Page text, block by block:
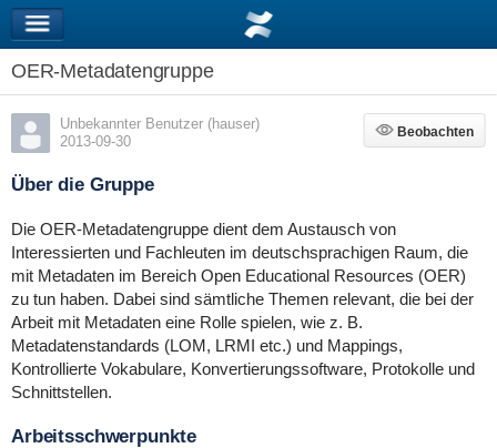
OER-Metadatengruppe
Unbekannter Benutzer (hauser)
2013-09-30
Beobachten
Beobachten
Über die Gruppe
Die OER-Metadatengruppe dient dem Austausch von
Interessierten und Fachleuten im deutschsprachigen Raum, die
mit Metadaten im Bereich Open Educational Resources (OER)
zu tun haben. Dabei sind sämtliche Themen relevant, die bei der
Arbeit mit Metadaten eine Rolle spielen, wie z. B.
Metadatenstandards (LOM, LRMI etc.) und Mappings,
Kontrollierte Vokabulare, Konvertierungssoftware, Protokolle und
Schnittstellen.
Arbeitsschwerpunkte